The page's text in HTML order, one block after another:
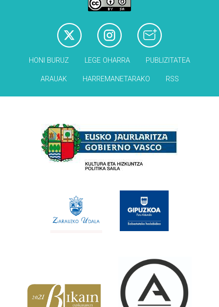
HONI BURUZ LEGE OHARRA PUBLIZITATEA
ARAUAK HARREMANETARAKO RSS